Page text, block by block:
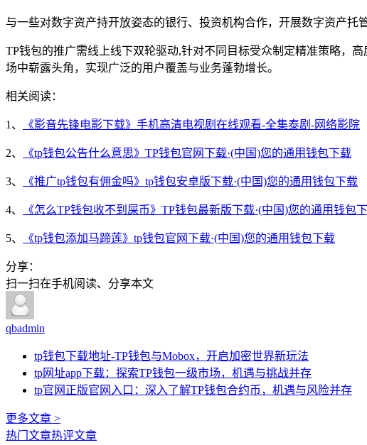
与一些对数字资产持开放姿态的银行、投资机构合作，开展数字资产托
TP钱包的推广需线上线下双轮驱动,针对不同目标受众制定精准策略，
场中崭露头角，实现广泛的用户覆盖与业务蓬勃增长。
相关阅读：
1、 《影音先锋电影下载》手机高清电视剧在线观看-全集泰剧-网络影院
2、 《tp钱包公告什么意思》TP钱包官网下载·(中国)您的通用钱包下载
3、 《推广tp钱包有佣金吗》tp钱包安卓版下载·(中国)您的通用钱包下载
4、 《怎么TP钱包收不到屎币》TP钱包最新版下载·(中国)您的通用钱包
5、 《tp钱包添加马蹄莲》tp钱包官网下载·(中国)您的通用钱包下载
分享：
扫一扫在手机阅读、分享本文
qbadmin
tp钱包下载地址-TP钱包与Mobox，开启加密世界新玩法
tp网址app下载：探索TP钱包一级市场，机遇与挑战并存
tp官网正版官网入口：深入了解TP钱包合约币，机遇与风险并存
更多文章 >
热门文章热评文章